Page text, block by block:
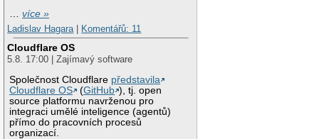
…více »
Ladislav Hagara| Komentářů: 11
Cloudflare OS
5.8. 17:00 | Zajímavý software
Společnost Cloudflare představila
Cloudflare OS
(GitHub ), tj. open
source platformu navrženou pro
integraci umělé inteligence (agentů)
přímo do pracovních procesů
organizací.